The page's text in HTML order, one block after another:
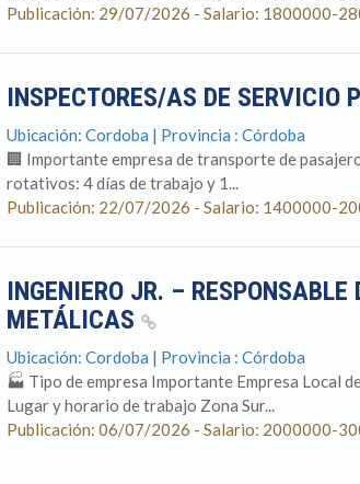
Publicación: 29/07/2026 - Salario: 1800000-
INSPECTORES/AS DE SERVICIO
Ubicación: Cordoba | Provincia : Córdoba
🏢 Importante empresa de transporte de
rotativos: 4 días de trabajo y 1...
Publicación: 22/07/2026 - Salario: 1400000-
INGENIERO JR. – RESPONSABLE
METÁLICAS
Ubicación: Cordoba | Provincia : Córdoba
🏭 Tipo de empresa Importante Empresa Local
Lugar y horario de trabajo Zona Sur...
Publicación: 06/07/2026 - Salario: 2000000-